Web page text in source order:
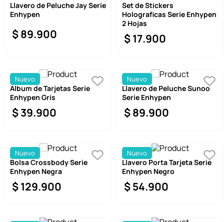
Llavero de Peluche Jay Serie
Enhypen
$89.900
Set de Stickers
Holograficas Serie Enhypen
2 Hojas
$17.900
Nuevo
Album de Tarjetas Serie
Enhypen Gris
$39.900
Nuevo
Llavero de Peluche Sunoo
Serie Enhypen
$89.900
Nuevo
Bolsa Crossbody Serie
Enhypen Negra
$129.900
Nuevo
Llavero Porta Tarjeta Serie
Enhypen Negro
$54.900